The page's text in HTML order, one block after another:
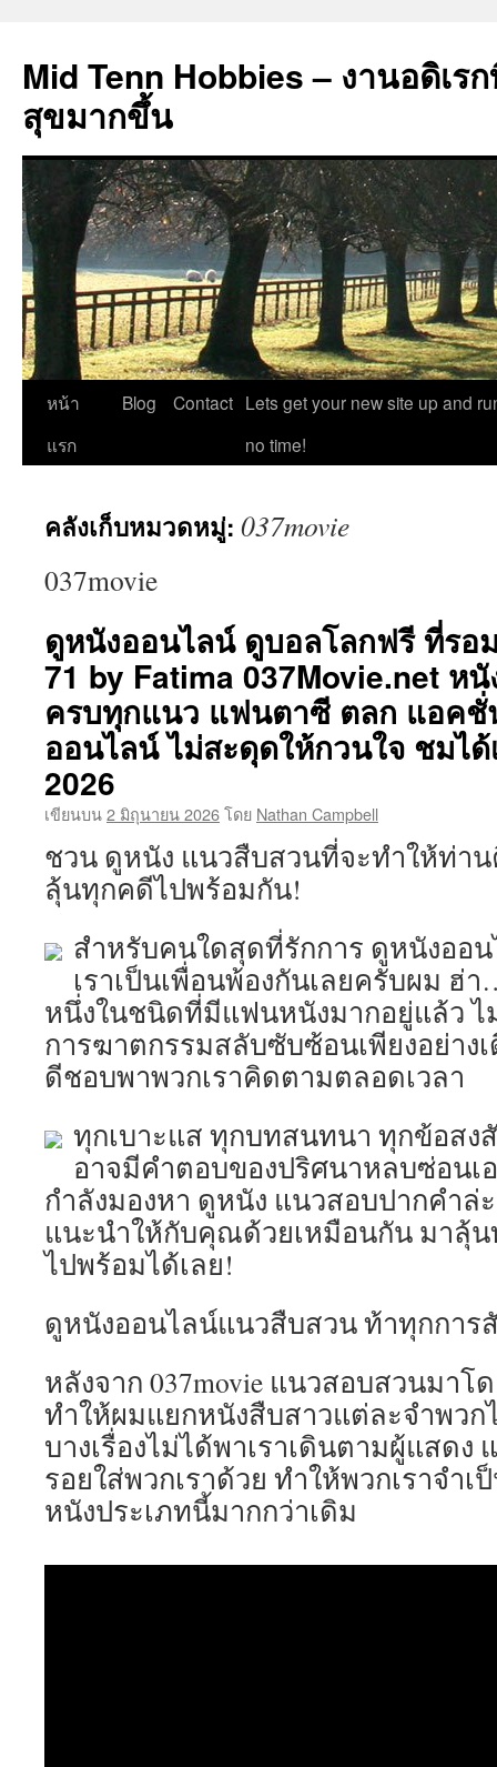
Mid Tenn Hobbies – งานอดิเ
สุขมากขึ้น
ข้าม
ไป
เนื้อหา
หน้า
แรก
Blog Contact Lets get your new site up and
no time!
คลังเก็บหมวดหมู่: 037movie
037movie
ดูหนังออนไลน์ ดูบอลโลกฟรี ที่รอ
71 by Fatima 037Movie.net ห
ครบทุกแนว แฟนตาซี ตลก แอค
ออนไลน์ ไม่สะดุดให้กวนใจ ชมไ
2026
เขียนบน2 มิถุนายน 2026โดย Nathan Campbell
ชวน ดูหนัง แนวสืบสวนที่จะทำให้ท่า
ลุ้นทุกคดีไปพร้อมกัน!
สำหรับคนใดสุดที่รักการ ดูหนังออ
เราเป็นเพื่อนพ้องกันเลยครับผม ฮ่
หนึ่งในชนิดที่มีแฟนหนังมากอยู่แล้ว
การฆาตกรรมสลับซับซ้อนเพียงอย่าง
ดีชอบพาพวกเราคิดตามตลอดเวลา
ทุกเบาะแส ทุกบทสนทนา ทุกข้อสง
อาจมีคำตอบของปริศนาหลบซ่อนเ
กำลังมองหา ดูหนัง แนวสอบปากคำล่
แนะนำให้กับคุณด้วยเหมือนกัน มาลุ้
ไปพร้อมได้เลย!
ดูหนังออนไลน์แนวสืบสวน ท้าทุกการ
หลังจาก 037movie แนวสอบสวนมา
ทำให้ผมแยกหนังสืบสาวแต่ละจำพวก
บางเรื่องไม่ได้พาเราเดินตามผู้แสด
รอยใส่พวกเราด้วย ทำให้พวกเราจำเ
หนังประเภทนี้มากกว่าเดิม